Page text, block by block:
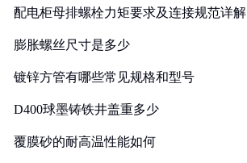
配电柜母排螺栓力矩要求及连接规范详解
膨胀螺丝尺寸是多少
镀锌方管有哪些常见规格和型号
D400球墨铸铁井盖重多少
覆膜砂的耐高温性能如何